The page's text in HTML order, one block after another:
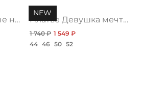
Платье Прозрачные намерения, дизайн топ
NEW
Платье Девушка мечты, чарующая нью
1 740 ₽ 1 549 ₽
44 46 50 52